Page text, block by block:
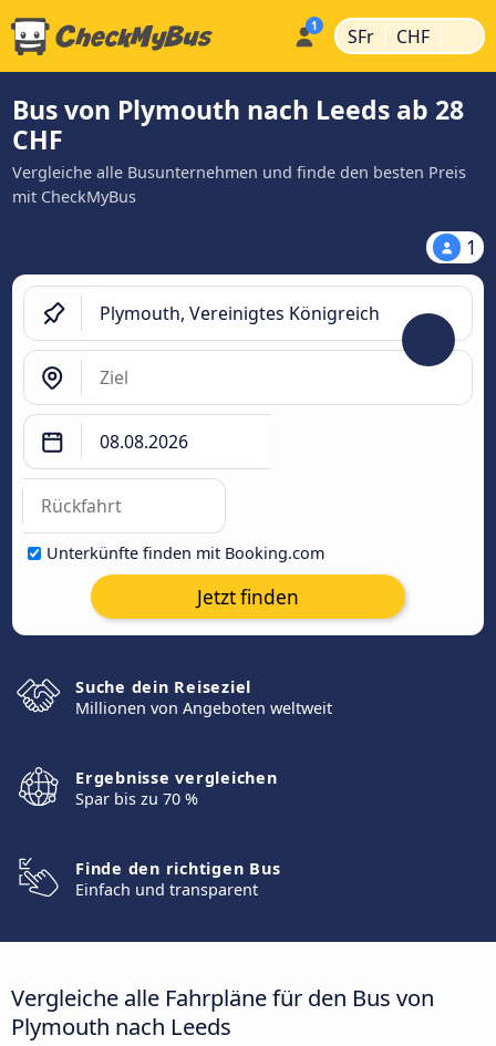
SFr | CHF |
Bus von Plymouth nach Leeds ab 28
CHF
Vergleiche alle Busunternehmen und finde den besten Preis
mit CheckMyBus
1
Unterkünfte finden mit Booking.com
Jetzt finden
Suche dein Reiseziel
Millionen von Angeboten weltweit
Ergebnisse vergleichen
Spar bis zu 70 %
Finde den richtigen Bus
Einfach und transparent
Vergleiche alle Fahrpläne für den Bus von
Plymouth nach Leeds